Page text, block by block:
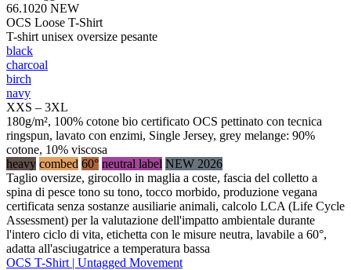
66.1020 NEW
OCS Loose T-Shirt
T-shirt unisex oversize pesante
black
charcoal
birch
navy
XXS – 3XL
180g/m², 100% cotone bio certificato OCS pettinato con tecnica
ringspun, lavato con enzimi, Single Jersey, grey melange: 90%
cotone, 10% viscosa
heavy combed 60° neutral label NEW 2026
Taglio oversize, girocollo in maglia a coste, fascia del colletto a
spina di pesce tono su tono, tocco morbido, produzione vegana
certificata senza sostanze ausiliarie animali, calcolo LCA (Life Cycle
Assessment) per la valutazione dell'impatto ambientale durante
l'intero ciclo di vita, etichetta con le misure neutra, lavabile a 60°,
adatta all'asciugatrice a temperatura bassa
OCS T-Shirt | Untagged Movement